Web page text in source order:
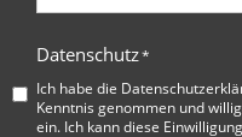
Datenschutz*
Ich habe die
Kenntnis genommen und
ein. Ich kann diese